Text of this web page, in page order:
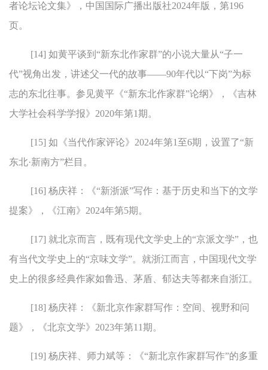
者论坛论文集》，中国国际广播出版社2024年版，第196
页。
[14] 如黄平谈到“新东北作家群”的小说大量从“子一
代”视角出发，讲述父一代的故事——90年代以“下岗”为标
志的东北往事。参见黄平《“新东北作家群”论纲》，《吉林
大学社会科学学报》2020年第1期。
[15] 如《当代作家评论》2024年第1至6期，设置了“新
东北·新南方”栏目。
[16] 杨庆祥：《“新浙派”写作：基于历史和当下的文学
提案》，《江南》2024年第5期。
[17] 就北京而言，既有现代文学史上的“京派文学”，也
有当代文学史上的“京味文学”。就浙江而言，中国现代文学
史上的很多经典作家如鲁迅、茅盾、郁达夫等都来自浙江。
[18] 杨庆祥：《新北京作家群写作：空间、视野和问
题》，《北京文学》2023年第11期。
[19] 杨庆祥、师力斌等：《“新北京作家群写作”的多重